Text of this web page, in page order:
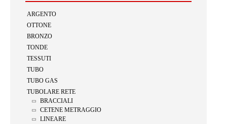
ARGENTO
OTTONE
BRONZO
TONDE
TESSUTI
TUBO
TUBO GAS
TUBOLARE RETE
BRACCIALI
CETENE METRAGGIO
LINEARE